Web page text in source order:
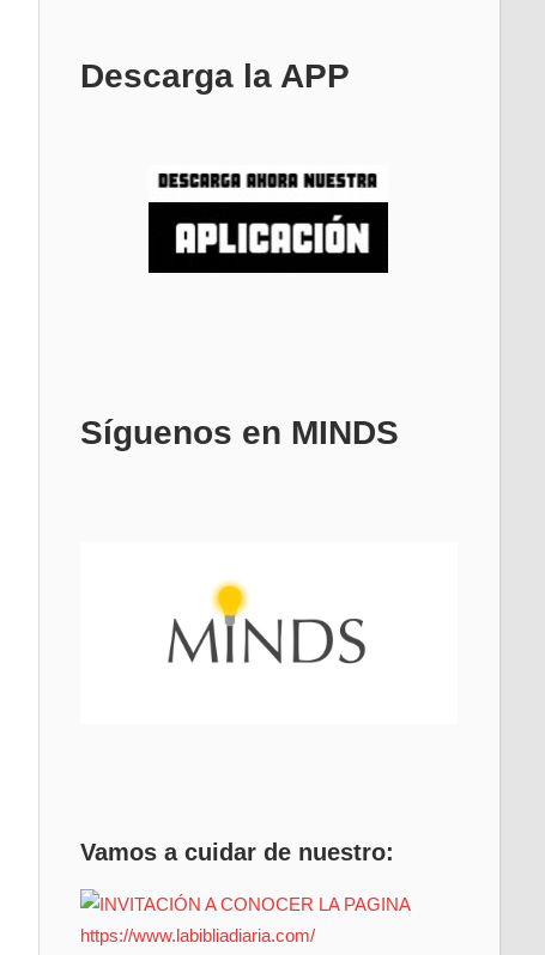
Descarga la APP
Síguenos en MINDS
Vamos a cuidar de nuestro: